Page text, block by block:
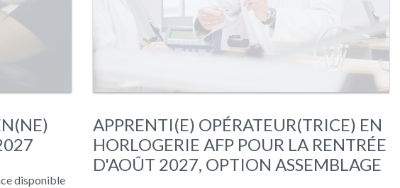
disponible
APPRENTI(E) OPÉRATEUR(TRICE) EN
HORLOGERIE AFP POUR LA RENTRÉE
D'AOÛT 2027, OPTION ASSEMBLAGE